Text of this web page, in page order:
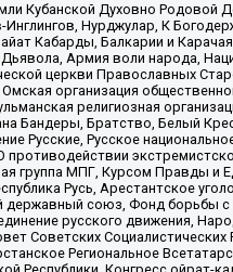
Кубанской Духовно
Нурджулар, К
Кабарды, Балкарии и
Армия воли народа,
церкви Православных
организация
религиозная
Бандеры, Братство, Белый
Русские, Русское
МПГ, Курсом Правды и
Русь, Арестантское
державный союз, Фонд борьбы
русского движения,
Советских
Региональное